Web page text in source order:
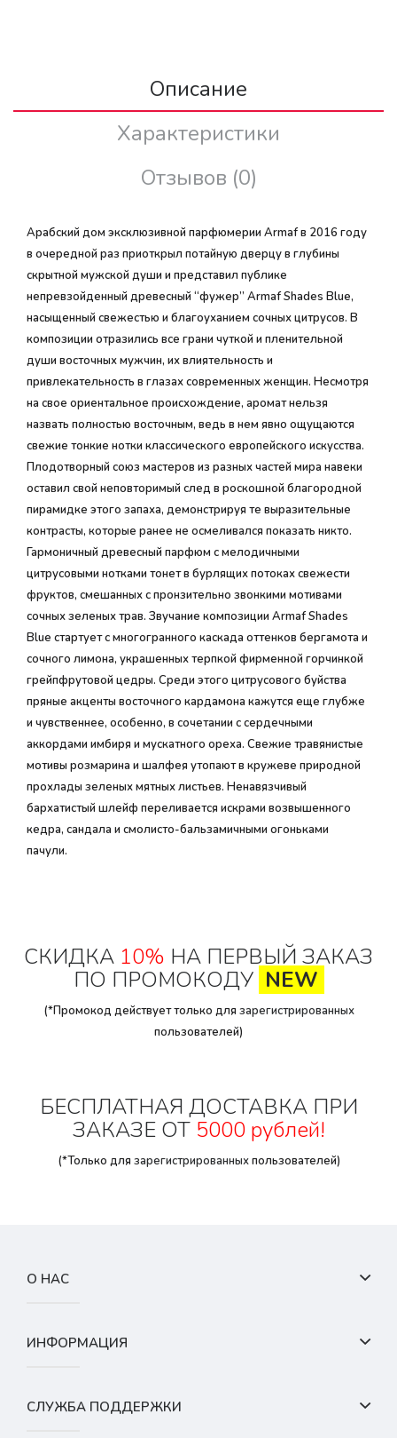
Описание
Характеристики
Отзывов (0)
Арабский дом эксклюзивной парфюмерии Armaf в 2016 году
в очередной раз приоткрыл потайную дверцу в глубины
скрытной мужской души и представил публике
непревзойденный древесный “фужер” Armaf Shades Blue,
насыщенный свежестью и благоуханием сочных цитрусов. В
композиции отразились все грани чуткой и пленительной
души восточных мужчин, их влиятельность и
привлекательность в глазах современных женщин. Несмотря
на свое ориентальное происхождение, аромат нельзя
назвать полностью восточным, ведь в нем явно ощущаются
свежие тонкие нотки классического европейского искусства.
Плодотворный союз мастеров из разных частей мира навеки
оставил свой неповторимый след в роскошной благородной
пирамидке этого запаха, демонстрируя те выразительные
контрасты, которые ранее не осмеливался показать никто.
Гармоничный древесный парфюм с мелодичными
цитрусовыми нотками тонет в бурлящих потоках свежести
фруктов, смешанных с пронзительно звонкими мотивами
сочных зеленых трав. Звучание композиции Armaf Shades
Blue стартует с многогранного каскада оттенков бергамота и
сочного лимона, украшенных терпкой фирменной горчинкой
грейпфрутовой цедры. Среди этого цитрусового буйства
пряные акценты восточного кардамона кажутся еще глубже
и чувственнее, особенно, в сочетании с сердечными
аккордами имбиря и мускатного ореха. Свежие травянистые
мотивы розмарина и шалфея утопают в кружеве природной
прохлады зеленых мятных листьев. Ненавязчивый
бархатистый шлейф переливается искрами возвышенного
кедра, сандала и смолисто-бальзамичными огоньками
пачули.
СКИДКА 10% НА ПЕРВЫЙ ЗАКАЗ
ПО ПРОМОКОДУ NEW
(*Промокод действует только для зарегистрированных
пользователей)
БЕСПЛАТНАЯ ДОСТАВКА ПРИ
ЗАКАЗЕ ОТ 5000 рублей!
(*Только для зарегистрированныхпользователей)
О НАС
ИНФОРМАЦИЯ
СЛУЖБА ПОДДЕРЖКИ